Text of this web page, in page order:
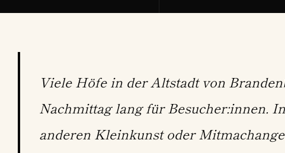
Viele Höfe in der Altstadt von
Nachmittag lang für Besucher:innen.
anderen Kleinkunst oder